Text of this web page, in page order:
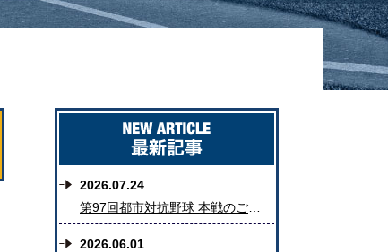
2026.07.24
第97回都市対抗野球 本戦のご案内
2026.06.01